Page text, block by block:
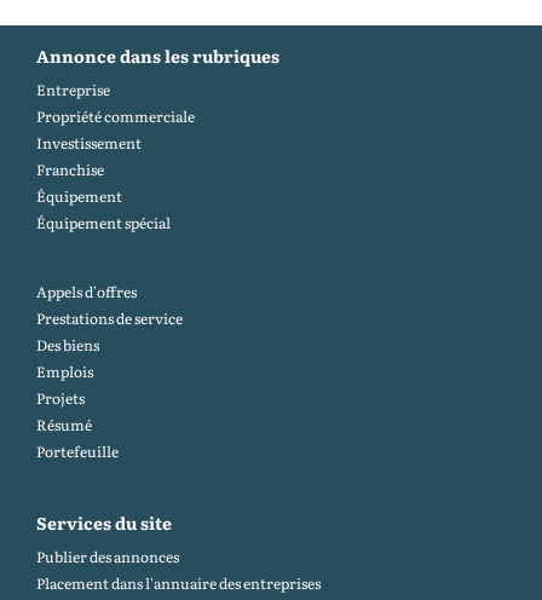
Annonce dans les rubriques
Entreprise
Propriété commerciale
Investissement
Franchise
Équipement
Équipement spécial
Appels d'offres
Prestations de service
Des biens
Emplois
Projets
Résumé
Portefeuille
Services du site
Publier des annonces
Placement dans l'annuaire des entreprises